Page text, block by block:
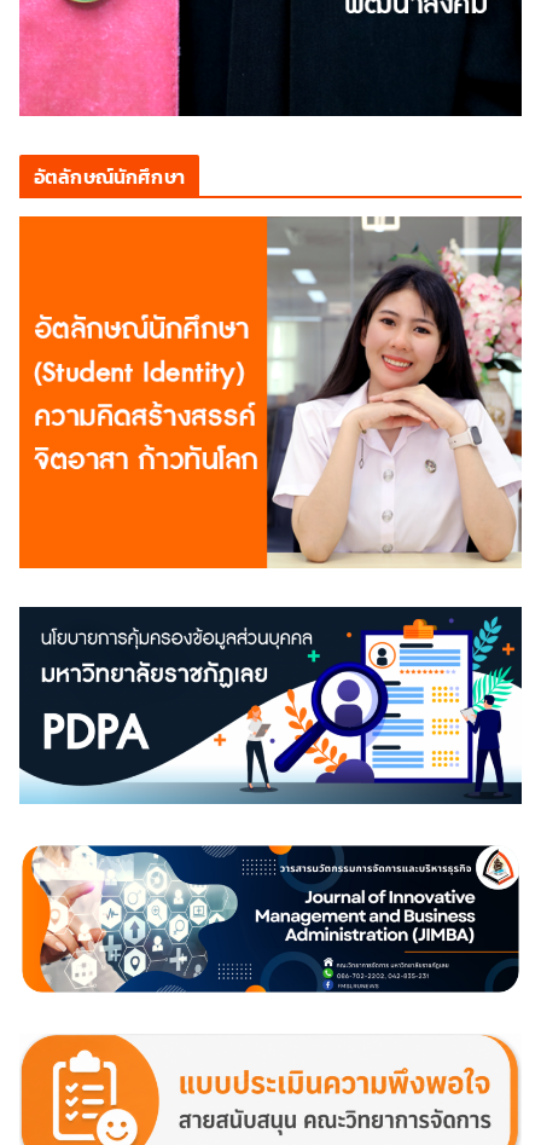
อัตลักษณ์นักศึกษา